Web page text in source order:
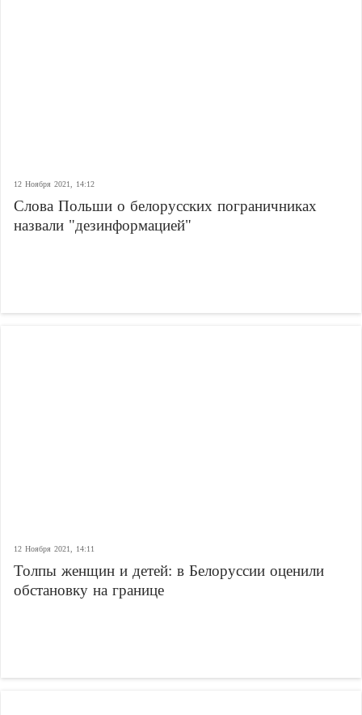
12 Ноября 2021, 14:12
Слова Польши о белорусских пограничниках
назвали "дезинформацией"
12 Ноября 2021, 14:11
Толпы женщин и детей: в Белоруссии оценили
обстановку на границе